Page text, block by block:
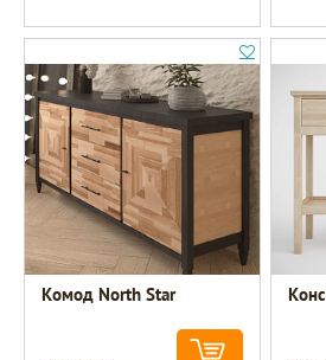
Комод North Star